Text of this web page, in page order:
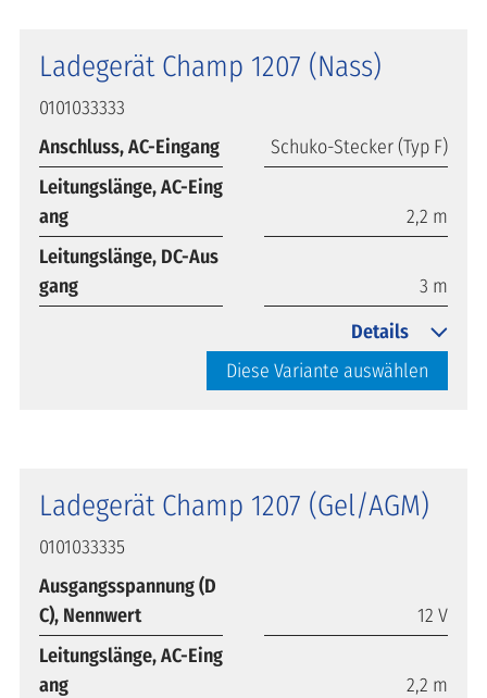
Ladegerät Champ 1207 (Nass)
0101033333
Anschluss, AC-Eingang
Schuko-Stecker (Typ F)
Leitungslänge, AC-Eing
ang
2,2 m
Leitungslänge, DC-Aus
gang
3 m
Diese Variante auswählen
Details
Ladegerät Champ 1207 (Gel/AGM)
0101033335
Ausgangsspannung (D
C), Nennwert
12 V
Leitungslänge, AC-Eing
ang
2,2 m